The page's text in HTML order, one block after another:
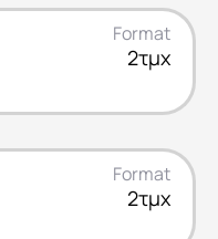
Format
2τμχ
Format
2τμχ